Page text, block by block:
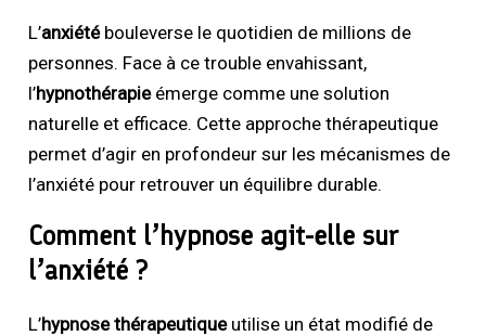
L’anxiétébouleverse le quotidien de millions de
personnes. Face à ce trouble envahissant,
l’hypnothérapieémerge comme une solution
naturelle et efficace. Cette approche thérapeutique
permet d’agir en profondeur sur les mécanismes de
l’anxiété pour retrouver un équilibre durable.
Comment l’hypnose agit-elle sur
l’anxiété ?
L’hypnose thérapeutiqueutilise un état modifié de